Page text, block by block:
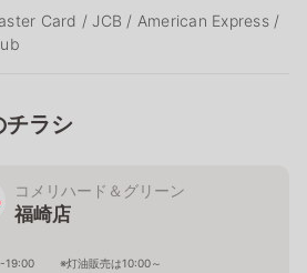
Card / JCB / American Express /
チラシ
コメリハード＆グリーン
福崎店
19:00 ※灯油販売は10:00～